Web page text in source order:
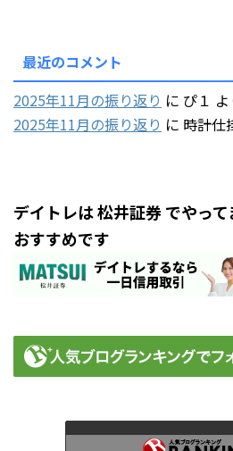
最近のコメント
2025年11月の振り返り に ぴ１ よ
2025年11月の振り返り に 時計仕
デイトレは 松井証券 でやって
おすすめです